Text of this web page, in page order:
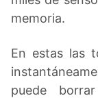
memoria.
En estas las
puede